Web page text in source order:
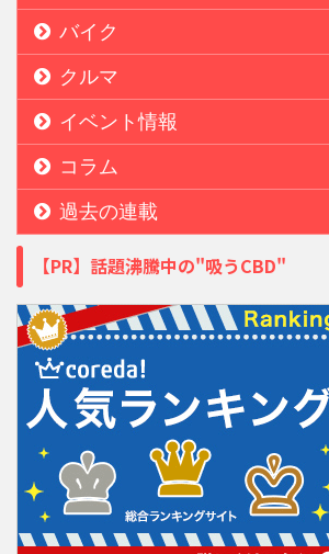
バイク
クルマ
イベント情報
コラム
過去の連載
【PR】話題沸騰中の"吸うCBD"